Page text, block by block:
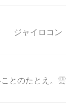
ジャイロコン
とのたとえ。雲